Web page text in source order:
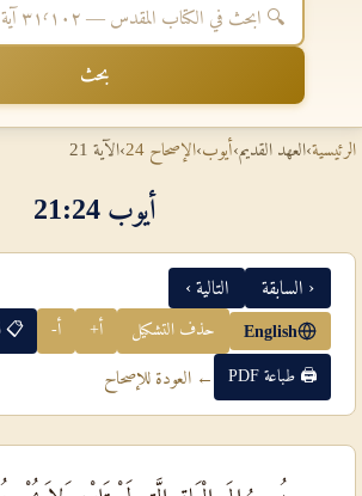
بحث
الرئيسية›العهد القديم›أيوب›الإصحاح 24 ›الآية 21
أيوب 24‏:‏21
‹ السابقة التالية ›
English حذف التشكيل أ+ أ- 📋
🖨 طباعة PDF ← العودة للإصحاح